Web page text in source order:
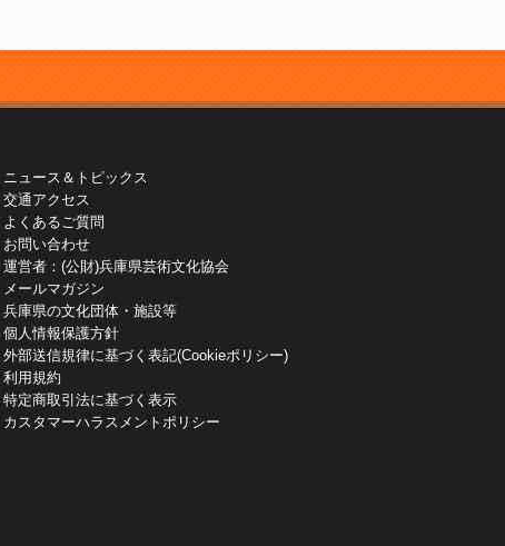
ニュース＆トピックス
交通アクセス
よくあるご質問
お問い合わせ
運営者：(公財)兵庫県芸術文化協会
メールマガジン
兵庫県の文化団体・施設等
個人情報保護方針
外部送信規律に基づく表記(Cookieポリシー)
利用規約
特定商取引法に基づく表示
カスタマーハラスメントポリシー